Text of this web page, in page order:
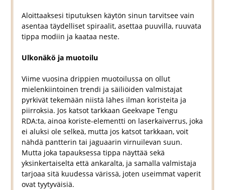
Aloittaaksesi tiputuksen käytön sinun tarvitsee vain
asentaa täydelliset spiraalit, asettaa puuvilla, ruuvata
tippa modiin ja kaataa neste.
Ulkonäkö ja muotoilu
Viime vuosina drippien muotoilussa on ollut
mielenkiintoinen trendi ja säiliöiden valmistajat
pyrkivät tekemään niistä lähes ilman koristeita ja
piirroksia. Jos katsot tarkkaan Geekvape Tengu
RDA:ta, ainoa koriste-elementti on laserkaiverrus, joka
ei aluksi ole selkeä, mutta jos katsot tarkkaan, voit
nähdä pantterin tai jaguaarin virnuilevan suun.
Mutta joka tapauksessa tippa näyttää sekä
yksinkertaiselta että ankaralta, ja samalla valmistaja
tarjoaa sitä kuudessa värissä, joten useimmat vaperit
ovat tyytyväisiä.